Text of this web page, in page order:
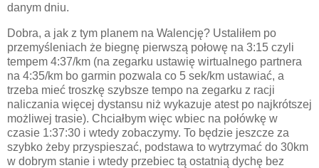
danym dniu.
Dobra, a jak z tym planem na Walencję? Ustaliłem po
przemyśleniach że biegnę pierwszą połowę na 3:15 czyli
tempem 4:37/km (na zegarku ustawię wirtualnego partnera
na 4:35/km bo garmin pozwala co 5 sek/km ustawiać, a
trzeba mieć troszkę szybsze tempo na zegarku z racji
naliczania więcej dystansu niż wykazuje atest po najkrótszej
możliwej trasie). Chciałbym więc wbiec na połówkę w
czasie 1:37:30 i wtedy zobaczymy. To będzie jeszcze za
szybko żeby przyspieszać, podstawa to wytrzymać do 30km
w dobrym stanie i wtedy przebiec tą ostatnią dychę bez